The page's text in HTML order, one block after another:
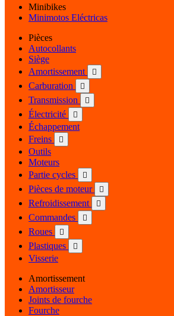
Minibikes
Minimotos Eléctricas
Pièces
Autocollants
Siège
Amortissement

Carburation 
Transmission 
Électricité 
Échappement
Freins

Outils
Moteurs
Partie cycles

Pièces de moteur 
Refroidissement 
Commandes 
Roues 
Plastiques 
Visserie
Amortissement
Amortisseur
Joints de fourche
Fourche